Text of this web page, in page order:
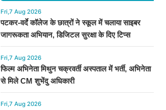
Fri,7 Aug 2026
पटकर-वर्दे कॉलेज के छात्रों ने स्कूल में चलाया साइबर
जागरूकता अभियान, डिजिटल सुरक्षा के दिए टिप्स
Fri,7 Aug 2026
फिल्म अभिनेता मिथुन चक्रवर्ती अस्पताल में भर्ती, अभिनेता
से मिले CM शुभेंदु अधिकारी
Fri,7 Aug 2026